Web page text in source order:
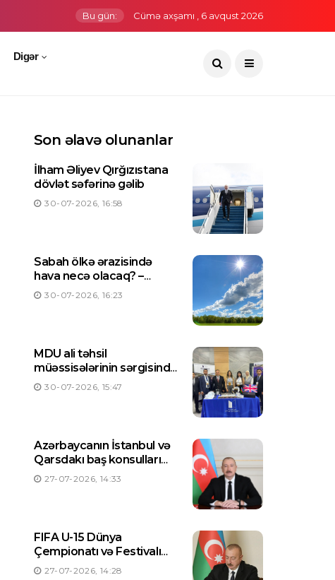
Bu gün: Cümə axşamı , 6 avqust 2026
Digər
Son əlavə olunanlar
İlham Əliyev Qırğızıstana
dövlət səfərinə gəlib
30-07-2026, 16:58
Sabah ölkə ərazisində
hava necə olacaq? –
PROQNOZ
30-07-2026, 16:23
MDU ali təhsil
müəssisələrinin sərgisində
təmsil olunur
30-07-2026, 15:47
Azərbaycanın İstanbul və
Qarsdakı baş konsulları
dəyişdirilib
27-07-2026, 14:33
FIFA U-15 Dünya
Çempionatı və Festivalı
Azərbaycanda keçiriləcək
27-07-2026, 14:28